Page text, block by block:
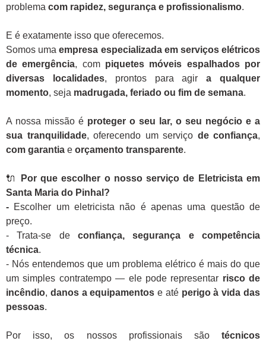
problema com rapidez, segurança e profissionalismo.
E é exatamente isso que oferecemos.
Somos umaempresa especializada em serviços elétricos
de emergência, com piquetes móveis espalhados por
diversas localidades, prontos para agira qualquer
momento, seja madrugada, feriado ou fim de semana.
A nossa missão é proteger o seu lar, o seu negócio e a
sua tranquilidade, oferecendo um serviço de confiança,
com garantia e orçamento transparente.
🔌
Por que escolher o nosso serviço de Eletricista em
Santa Maria do Pinhal?
- Escolher um eletricista não é apenas uma questão de
preço.
- Trata-se de confiança, segurança e competência
técnica.
- Nós entendemos que um problema elétrico é mais do que
um simples contratempo — ele pode representar risco de
incêndio, danos a equipamentos e até perigo à vida das
pessoas.
Por isso, os nossos profissionais são técnicos